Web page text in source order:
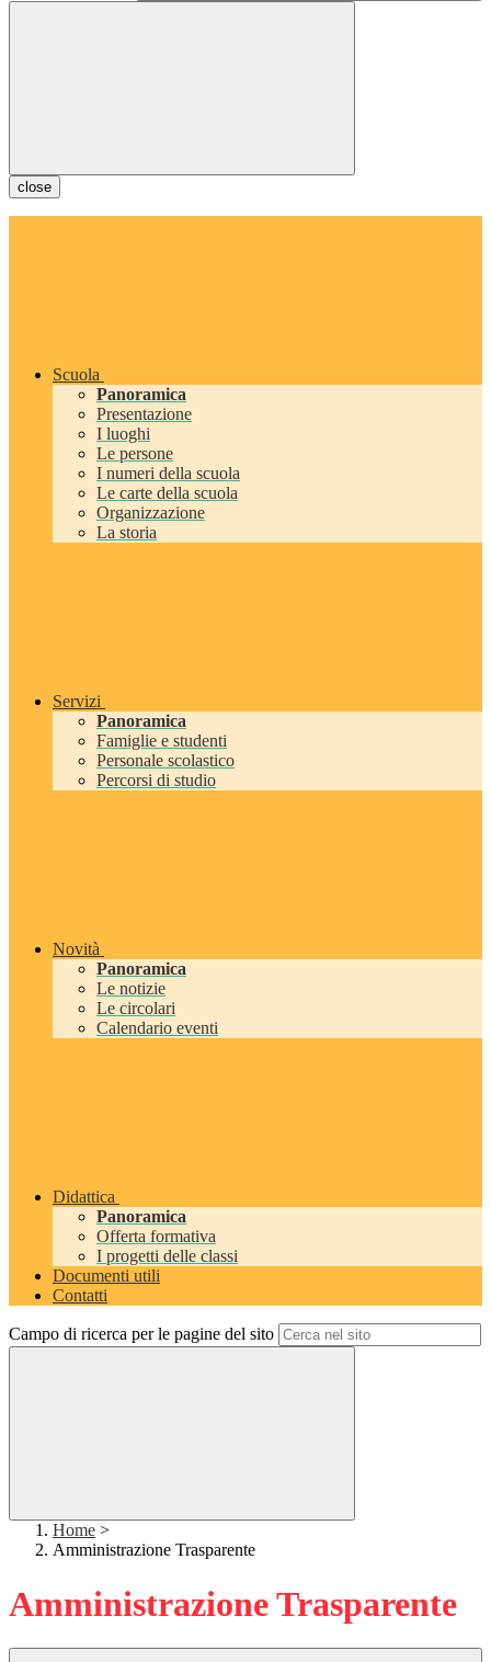
close
Scuola
Panoramica
Presentazione
I luoghi
Le persone
I numeri della scuola
Le carte della scuola
Organizzazione
La storia
Servizi
Panoramica
Famiglie e studenti
Personale scolastico
Percorsi di studio
Novità
Panoramica
Le notizie
Le circolari
Calendario eventi
Didattica
Panoramica
Offerta formativa
I progetti delle classi
Documenti utili
Contatti
Campo di ricerca per le pagine del sito
Home >
Amministrazione Trasparente
Amministrazione Trasparente